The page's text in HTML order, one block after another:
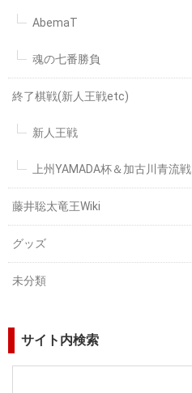
AbemaT
魂の七番勝負
終了棋戦(新人王戦etc)
新人王戦
上州YAMADA杯＆加古川青流戦
藤井聡太竜王Wiki
グッズ
未分類
サイト内検索